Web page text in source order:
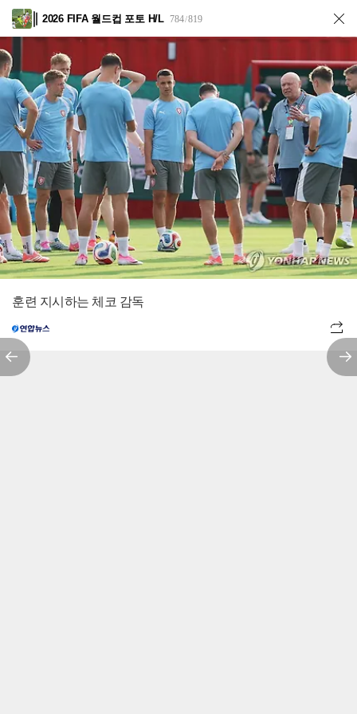
2026 FIFA 월드컵 포토 H/L 784/819
훈련 지시하는 체코 감독